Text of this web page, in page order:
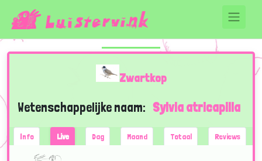
Zwartkop
Wetenschappelijke naam: Sylvia atricapilla
Info Live Dag Maand Totaal Reviews